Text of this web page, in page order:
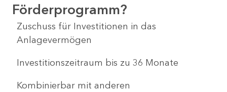
Förderprogramm?
Zuschuss für Investitionen in das
Anlagevermögen
Investitionszeitraum bis zu 36 Monate
Kombinierbar mit anderen